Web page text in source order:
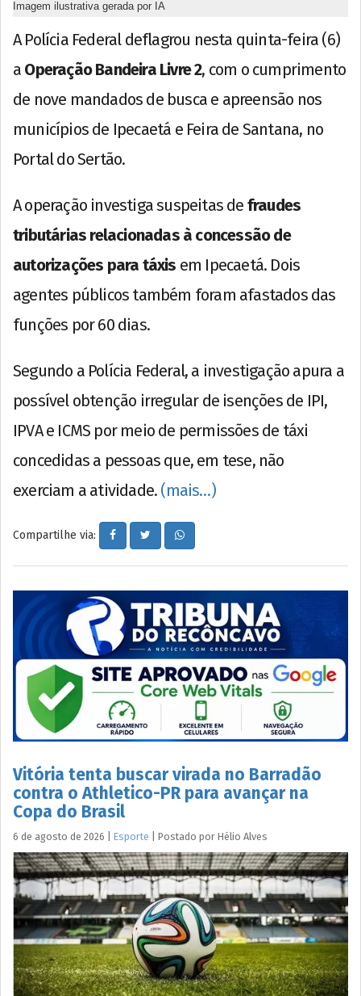
Imagem ilustrativa gerada por IA
A Polícia Federal deflagrou nesta quinta-feira (6)
a Operação Bandeira Livre 2, com o cumprimento
de nove mandados de busca e apreensão nos
municípios de Ipecaetá e Feira de Santana, no
Portal do Sertão.
A operação investiga suspeitas de fraudes
tributárias relacionadas à concessão de
autorizações para táxis em Ipecaetá. Dois
agentes públicos também foram afastados das
funções por 60 dias.
Segundo a Polícia Federal, a investigação apura a
possível obtenção irregular de isenções de IPI,
IPVA e ICMS por meio de permissões de táxi
concedidas a pessoas que, em tese, não
exerciam a atividade. (mais…)
Compartilhe via:
Vitória tenta buscar virada no Barradão
contra o Athletico-PR para avançar na
Copa do Brasil
6 de agosto de 2026 Esporte Postado por Hélio Alves